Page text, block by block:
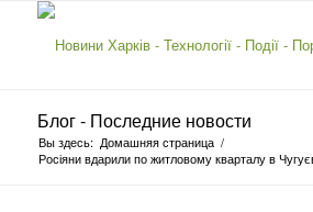
Блог - Последние новости
Вы здесь: Домашняя страница /
Росіяни вдарили по житловому кварталу в